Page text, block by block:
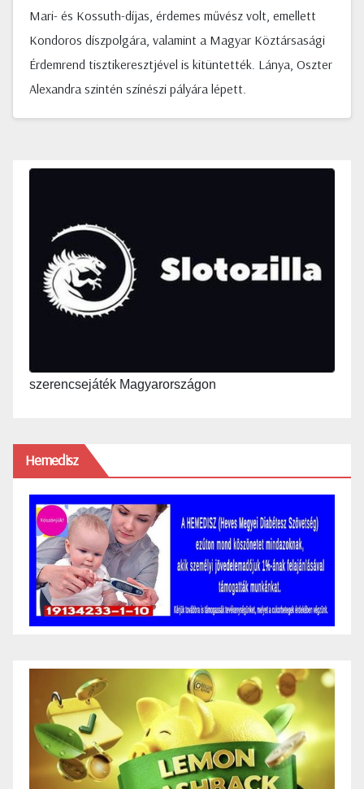
Mari- és Kossuth-díjas, érdemes művész volt, emellett
Kondoros díszpolgára, valamint a Magyar Köztársasági
Érdemrend tisztikeresztjével is kitüntették. Lánya, Oszter
Alexandra szintén színészi pályára lépett.
szerencsejáték Magyarországon
Hemedisz